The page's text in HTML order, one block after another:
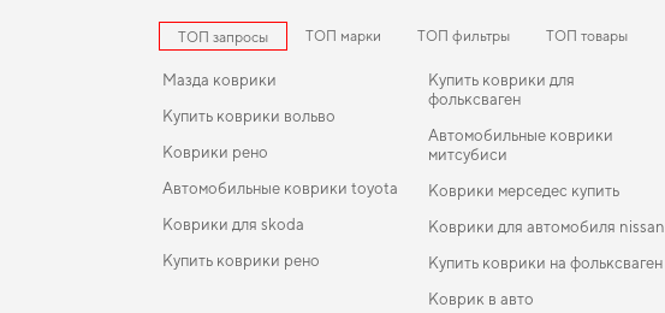
ТОП запросы ТОП марки ТОП фильтры ТОП товары
Мазда коврики
Купить коврики вольво
Коврики рено
Автомобильные коврики toyota
Коврики для skoda
Купить коврики рено
Купить коврики для
фольксваген
Автомобильные коврики
митсубиси
Коврики мерседес купить
Коврики для автомобиля nissan
Купить коврики на фольксваген
Коврик в авто